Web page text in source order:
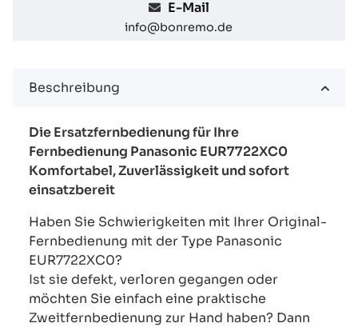
E-Mail
info@bonremo.de
Beschreibung
Die Ersatzfernbedienung für Ihre
Fernbedienung Panasonic EUR7722XC0
Komfortabel, Zuverlässigkeit und sofort
einsatzbereit
Haben Sie Schwierigkeiten mit Ihrer Original-
Fernbedienung mit der Type Panasonic
EUR7722XC0?
Ist sie defekt, verloren gegangen oder
möchten Sie einfach eine praktische
Zweitfernbedienung zur Hand haben? Dann